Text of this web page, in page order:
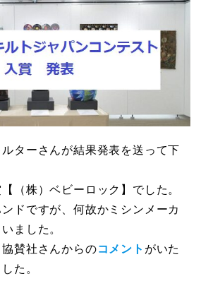
ターさんが結果発表を送って下
（株）ベビーロック】でした。
ドですが、何故かミシンメーカ
ました。
賛社さんからのコメント がいた
た。